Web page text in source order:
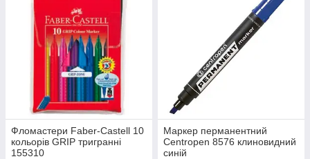
Фломастери Faber-Castell 10
кольорів GRIP тригранні
155310
Маркер перманентний
Centropen 8576 клиновидний
синій